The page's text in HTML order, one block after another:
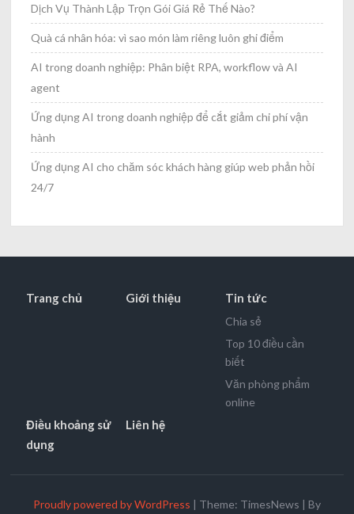
Dịch Vụ Thành Lập Trọn Gói Giá Rẻ Thế Nào?
Quà cá nhân hóa: vì sao món làm riêng luôn ghi điểm
AI trong doanh nghiệp: Phân biệt RPA, workflow và AI
agent
Ứng dụng AI trong doanh nghiệp để cắt giảm chi phí vận
hành
Ứng dụng AI cho chăm sóc khách hàng giúp web phản hồi
24/7
Trang chủ Giới thiệu Tin tức
Chia sẻ
Top 10 điều cần
biết
Văn phòng phẩm
online
Điều khoảng sử
dụng
Liên hệ
Proudly powered by WordPress | Theme: TimesNews | By